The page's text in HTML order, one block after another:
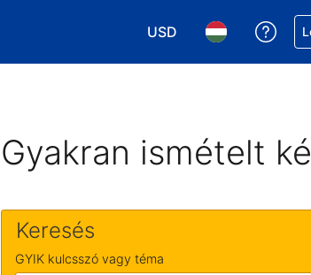
USD
VálasszonVálasszon
Gyakran ismételt
Keresés
GYIK kulcsszó vagy téma